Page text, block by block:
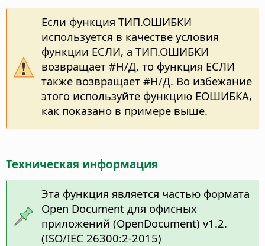
Если функция ТИП.ОШИБКИ
используется в качестве условия
функции ЕСЛИ, а ТИП.ОШИБКИ
возвращает #Н/Д, то функция ЕСЛИ
также возвращает #Н/Д. Во избежание
этого используйте функцию ЕОШИБКА,
как показано в примере выше.
Техническая информация
Эта функция является частью формата
Open Document для офисных
приложений (OpenDocument) v1.2.
(ISO/IEC 26300:2-2015)